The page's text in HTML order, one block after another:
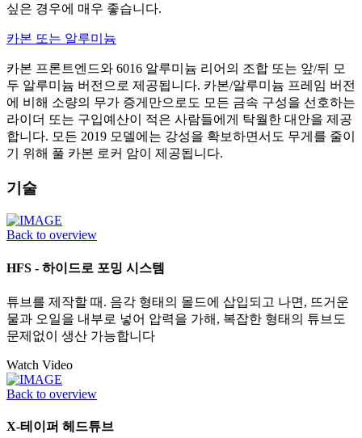
싶은 경우에 매우 좋습니다.
카본 또는 알루미늄
카본 프론트엔드와 6016 알루미늄 리어의 조합 또는 앞/뒤 모
두 알루미늄 버전으로 제공됩니다. 카본/알루미늄 프레임 버전
에 비해 소량의 무가 증게만으로도 모든 금속 구성을 선호하는
라이더 또는 구입예산이 적은 사람들에게 탁월한 대안을 제공
합니다. 모든 2019 모델에는 강성을 확보하면서도 무게를 줄이
기 위해 풀 카본 로커 암이 제공됩니다.
기술
Back to overview
HFS - 하이드로 포밍 시스템
튜브를 제작할 때. 음각 형태의 몰드에 삽입되고 나면, 뜨거운
물과 오일을 내부로 넣어 압력을 가해, 복잡한 형태의 튜브도
문제없이 생산 가능합니다
Watch Video
Back to overview
X-테이퍼 헤드튜브